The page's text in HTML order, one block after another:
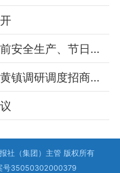
泉港区政府主要领导检查节前安全生产、节日市场供应和食品安全工作
泉港区政府主要领导前往前黄镇调研调度招商引资、争资化债等工作
社（集团）主管 版权所有
号35050302000379